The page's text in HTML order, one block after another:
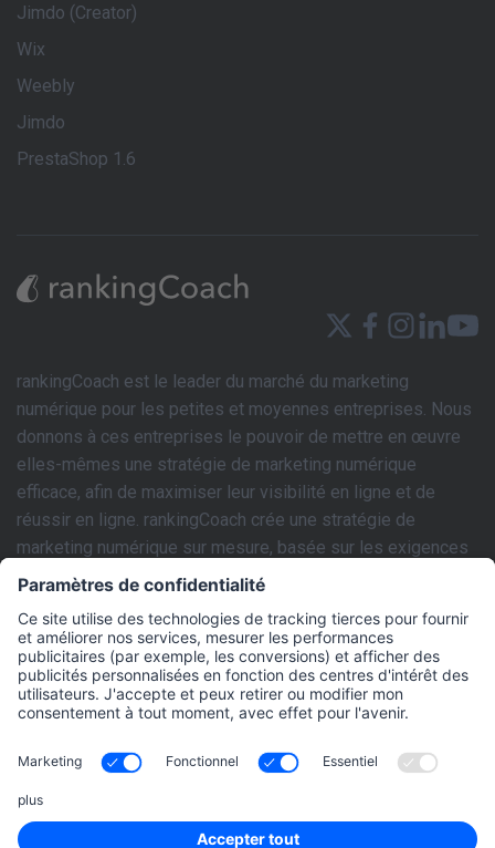
Jimdo (Creator)
Wix
Weebly
Jimdo
PrestaShop 1.6
rankingCoach est le leader du marché du marketing
numérique pour les petites et moyennes entreprises. Nous
donnons à ces entreprises le pouvoir de mettre en œuvre
elles-mêmes une stratégie de marketing numérique
efficace, afin de maximiser leur visibilité en ligne et de
réussir en ligne. rankingCoach crée une stratégie de
marketing numérique sur mesure, basée sur les exigences
individuelles du site Web de chaque entreprise. Ce plan
l\'utilisateur grâce aux outils SEM et SEO intuitifs de
l\'application, aux tutoriels vidéo pas à pas faciles à suivre
et à la technologie pilotée par l\'IA. rankingCoach couvre
tous les aspects du marketing numérique dont une PME a
complète : Optimisation des moteurs de recherche (SEO),
Marketing des moteurs de recherche (Google Ads),
Marketing local, Suivi des médias sociaux, Gestion de la